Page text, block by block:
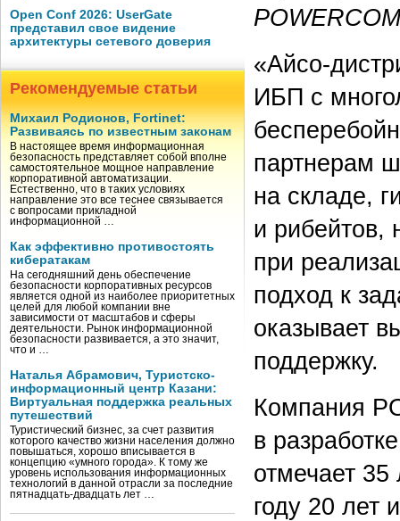
Open Conf 2026: UserGate
представил свое видение
архитектуры сетевого доверия
Рекомендуемые статьи
Михаил Родионов, Fortinet:
Развиваясь по известным законам
В настоящее время информационная
безопасность представляет собой вполне
самостоятельное мощное направление
корпоративной автоматизации.
Естественно, что в таких условиях
направление это все теснее связывается
с вопросами прикладной
информационной …
Как эффективно противостоять
кибератакам
На сегодняшний день обеспечение
безопасности корпоративных ресурсов
является одной из наиболее приоритетных
целей для любой компании вне
зависимости от масштабов и сферы
деятельности. Рынок информационной
безопасности развивается, а это значит,
что и …
Наталья Абрамович, Туристско-
информационный центр Казани:
Виртуальная поддержка реальных
путешествий
Туристический бизнес, за счет развития
которого качество жизни населения должно
повышаться, хорошо вписывается в
концепцию «умного города». К тому же
уровень использования информационных
технологий в данной отрасли за последние
пятнадцать-двадцать лет …
«Айсо-
ИБП с
партнерам
на складе,
и рибейтов,
при
подход к
оказывает
поддержку.
Компания
в
отмечает
году 20 лет